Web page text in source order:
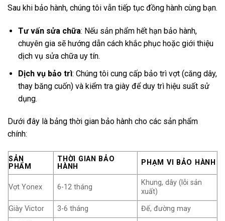
Sau khi bảo hành, chúng tôi vẫn tiếp tục đồng hành cùng bạn.
Tư vấn sửa chữa: Nếu sản phẩm hết hạn bảo hành,
chuyên gia sẽ hướng dẫn cách khắc phục hoặc giới thiệu
dịch vụ sửa chữa uy tín.
Dịch vụ bảo trì: Chúng tôi cung cấp bảo trì vợt (căng dây,
thay băng cuốn) và kiểm tra giày để duy trì hiệu suất sử
dụng.
Dưới đây là bảng thời gian bảo hành cho các sản phẩm
chính:
SẢN
PHẨM
THỜI GIAN BẢO
HÀNH
PHẠM VI BẢO HÀNH
Vợt Yonex 6-12 tháng
Khung, dây (lỗi sản
xuất)
Giày Victor
3-6 tháng
Đế, đường may